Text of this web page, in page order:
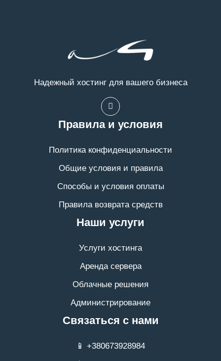
Надежный хостинг для вашего бизнеса
Правила и условия
Политика конфиденциальности
Общие условия и правила
Способы и условия оплаты
Правила возврата средств
Наши услуги
Услуги хостинга
Аренда сервера
Облачные решения
Администрирование
Связаться с нами
📱 +380673928984